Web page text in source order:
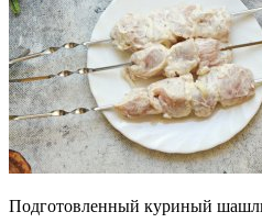
Подготовленный куриный